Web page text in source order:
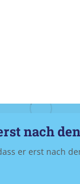
nach
er erst nach